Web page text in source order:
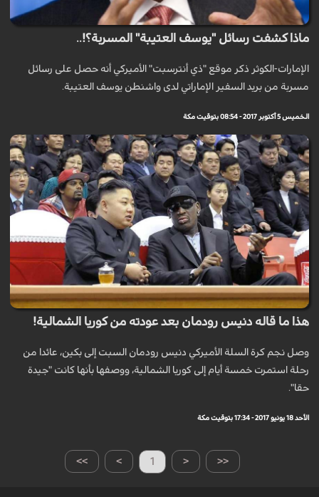
ماذا كشفت رسائل "يوسف العتيبة" المسربة؟!..
الإمارات-الكوثر ذكر موقع "ذي أنترسبت" الأميركي أنه حصل على رسائل
مسربة من بريد السفير الإماراتي لدى واشنطن يوسف العتيبة.
الخميس 5 أكتوبر 2017 - 08:54 بتوقيت مكة
هذا ما قاله دنيس رودمان بعد عودته من كوريا الشمالية!
وصل نجم كرة السلة الأميركي دنيس رودمان السبت إلى بكين، عائدا من
رحلة استمرت خمسة أيام إلى كوريا الشمالية، ووصفها بأنها كانت "جيدة
حقا".
الأحد 18 يونيو 2017 - 17:34 بتوقيت مكة
>> > 1 < <<